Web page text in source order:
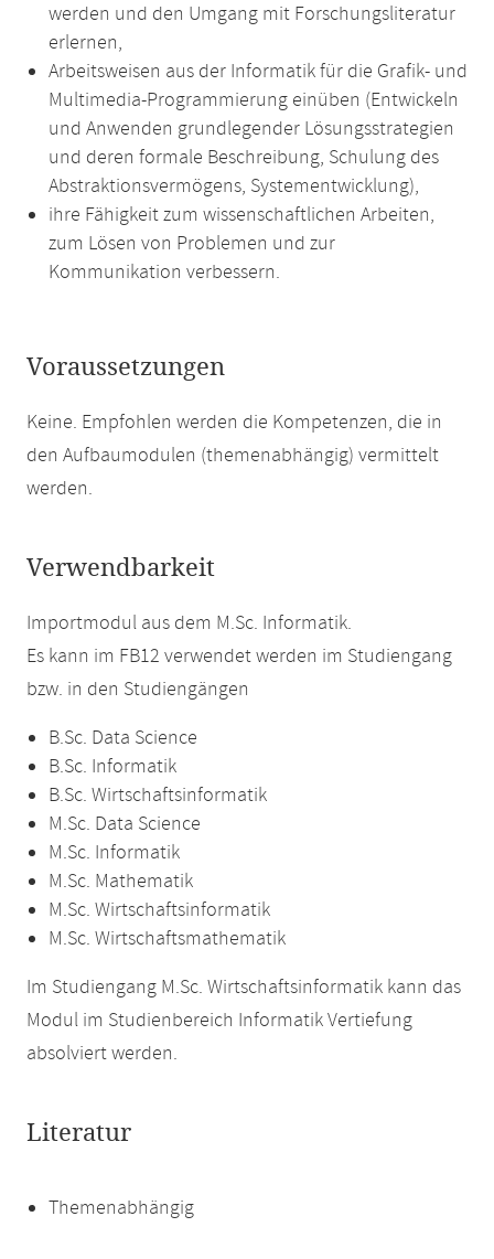
werden und den Umgang mit Forschungsliteratur
erlernen,
Arbeitsweisen aus der Informatik für die Grafik- und
Multimedia-Programmierung einüben (Entwickeln
und Anwenden grundlegender Lösungsstrategien
und deren formale Beschreibung, Schulung des
Abstraktionsvermögens, Systementwicklung),
ihre Fähigkeit zum wissenschaftlichen Arbeiten,
zum Lösen von Problemen und zur
Kommunikation verbessern.
Voraussetzungen
Keine. Empfohlen werden die Kompetenzen, die in
den Aufbaumodulen (themenabhängig) vermittelt
werden.
Verwendbarkeit
Importmodul aus dem M.Sc. Informatik.
Es kann im FB12 verwendet werden im Studiengang
bzw. in den Studiengängen
B.Sc. Data Science
B.Sc. Informatik
B.Sc. Wirtschaftsinformatik
M.Sc. Data Science
M.Sc. Informatik
M.Sc. Mathematik
M.Sc. Wirtschaftsinformatik
M.Sc. Wirtschaftsmathematik
Im Studiengang M.Sc. Wirtschaftsinformatik kann das
Modul im Studienbereich Informatik Vertiefung
absolviert werden.
Literatur
Themenabhängig